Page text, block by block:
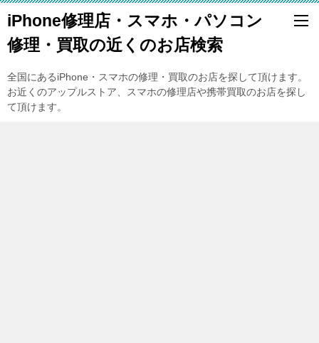
iPhone修理店・スマホ・パソコン
修理・買取の近くのお店検索
全国にあるiPhone・スマホの修理・買取のお店を探して頂けます。
お近くのアップルストア、スマホの修理店や携帯買取のお店を探し
て頂けます。